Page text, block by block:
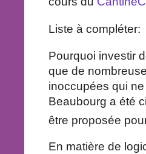
Liste à compléter:
Pourquoi investir
que de
inoccupées qui
Beaubourg a été
être proposée
En matière de